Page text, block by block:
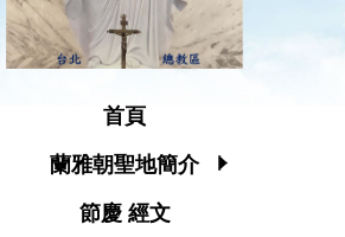
首頁
蘭雅朝聖地簡介
節慶 經文